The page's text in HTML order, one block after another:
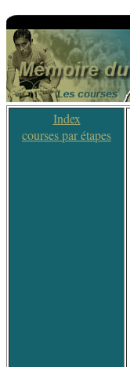
Index
courses par étapes